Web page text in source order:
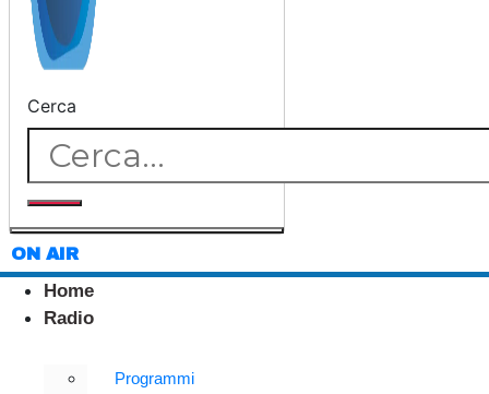
Cerca
ON AIR
Home
Radio
Programmi